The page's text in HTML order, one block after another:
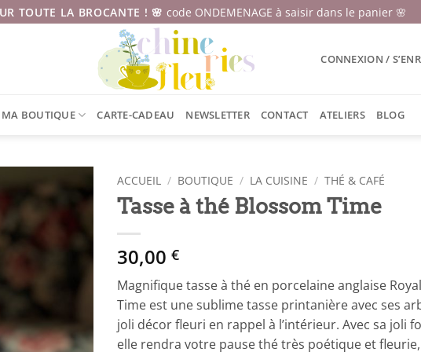
TOUTE LA BROCANTE ! 🌸 code ONDEMENAGE à saisir dans le panier 🌸
CONNEXION /
MA BOUTIQUE CARTE-CADEAU NEWSLETTER CONTACT ATELIERS BLOG
ACCUEIL / BOUTIQUE / LA CUISINE / THÉ & CAFÉ
Tasse à thé Blossom Time
30,00 €
Magnifique tasse à thé en porcelaine anglaise
Time est une sublime tasse printanière avec ses
joli décor fleuri en rappel à l’intérieur. Avec sa joli
elle rendra votre pause thé très poétique et